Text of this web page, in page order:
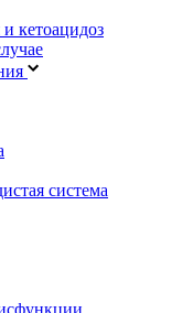
кетоацидоз
система